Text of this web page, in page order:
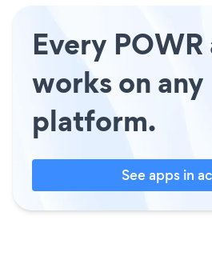
Every
works on any
platform.
See apps in